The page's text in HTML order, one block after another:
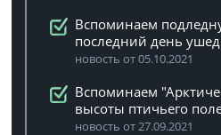
Вспоминаем
последний день
новость от 05.10.2021
Вспоминаем
высоты птичьего
новость от 27.09.2021